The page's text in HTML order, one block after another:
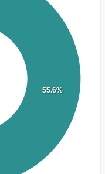
55.6%